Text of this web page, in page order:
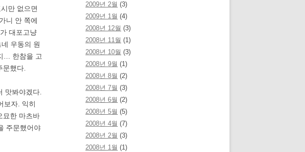
만 없으면
니 안 쪽에
대포고냥
우동의 원
… 한참을 고
했다.
맛봐야겠다.
보자. 익히
묘한 마츠바
주문했어야
2009년 2월 (3)
2009년 1월 (4)
2008년 12월 (3)
2008년 11월 (1)
2008년 10월 (3)
2008년 9월 (1)
2008년 8월 (2)
2008년 7월 (3)
2008년 6월 (2)
2008년 5월 (5)
2008년 4월 (7)
2008년 2월 (3)
2008년 1월 (1)